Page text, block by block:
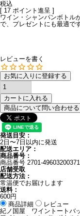
税込
[ 17 ポイント進呈 ]
ワイン・シャンパンボトル
で、プレゼントにも最適です
レビューを書く
お気に入りに登録する
カートに入れる
商品について問い合わせる
発送目安：
2日〜7日以内に発送
配送エリア：
商品番号：
商品番号 2701-
店舗受取
配送方法：
常温便でお届けします
送料：
600円
商品詳細
レビュー
紀ノ国屋 ワイントートバ